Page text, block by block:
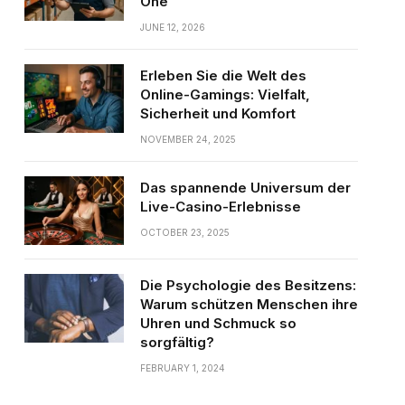
JUNE 12, 2026
Erleben Sie die Welt des
Online-Gamings: Vielfalt,
Sicherheit und Komfort
NOVEMBER 24, 2025
Das spannende Universum der
Live-Casino-Erlebnisse
OCTOBER 23, 2025
Die Psychologie des Besitzens:
Warum schützen Menschen ihre
Uhren und Schmuck so
sorgfältig?
FEBRUARY 1, 2024